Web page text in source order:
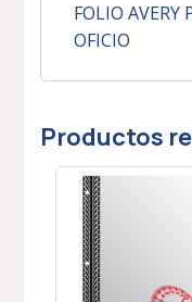
FOLIO AVERY
OFICIO
Productos